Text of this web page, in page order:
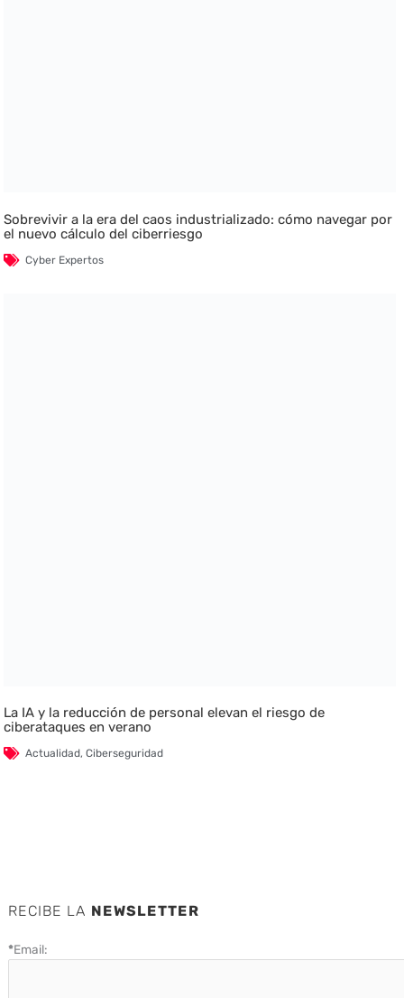
Sobrevivir a la era del caos industrializado: cómo navegar por
el nuevo cálculo del ciberriesgo
Cyber Expertos
La IA y la reducción de personal elevan el riesgo de
ciberataques en verano
Actualidad,Ciberseguridad
RECIBE LA NEWSLETTER
*Email: